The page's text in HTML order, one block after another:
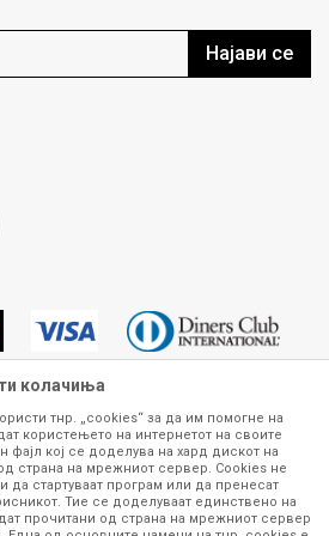
производи
Најави се
кои се изложени на нашата
да бидат конкретни, точни и прецизни,
дека се без ниту една грешка или
во моментот се достапни на залиха.
приказ на производот. Доколку
колачиња
тнр. „cookies“ за да им помогне на
користењето на интернетот на своите
фајл кој се доделува на хард дискот на
страна на мрежниот сервер. Cookies не
да стартуваат програм или да пренесат
Тие се доделуваат единствено на
прочитани од страна на мрежниот сервер